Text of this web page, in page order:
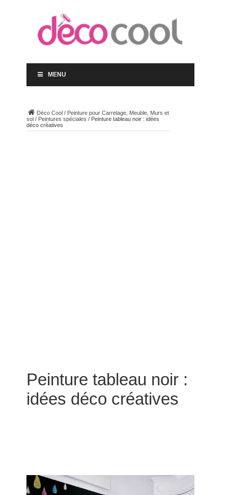
MENU
Déco Cool/ Peinture pour Carrelage, Meuble, Murs et
sol/ Peintures spéciales / Peinture tableau noir : idées
déco créatives
Peinture tableau noir :
idées déco créatives